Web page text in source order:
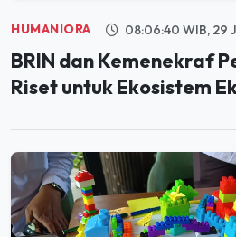
HUMANIORA 08:06:40 WIB, 29
BRIN dan Kemenekraf
Riset untuk Ekosistem